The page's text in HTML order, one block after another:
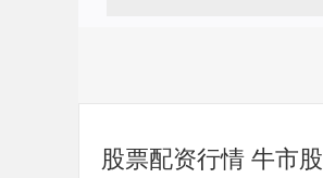
股票配资行情 牛市